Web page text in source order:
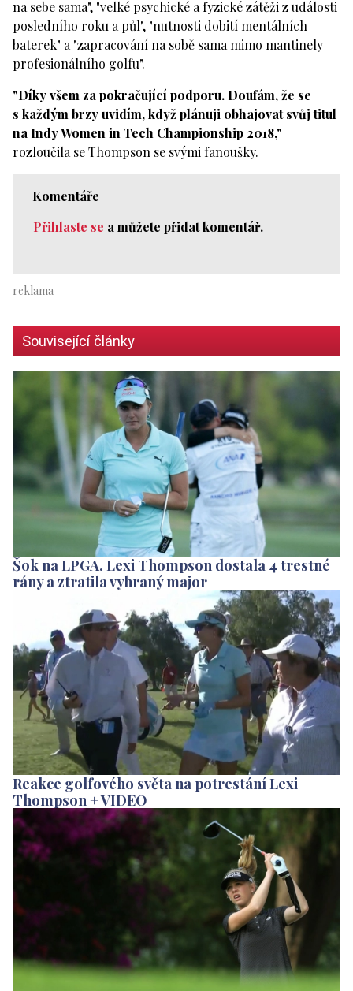
na sebe sama", "velké psychické a fyzické zátěži z události
posledního roku a půl", "nutnosti dobití mentálních
baterek" a "zapracování na sobě sama mimo mantinely
profesionálního golfu".
"Díky všem za pokračující podporu. Doufám, že se
s každým brzy uvidím, když plánuji obhajovat svůj titul
na Indy Women in Tech Championship 2018,"
rozloučila se Thompson se svými fanoušky.
Komentáře
Přihlaste se a můžete přidat komentář.
Související články
Šok na LPGA. Lexi Thompson dostala 4 trestné
rány a ztratila vyhraný major
Reakce golfového světa na potrestání Lexi
Thompson + VIDEO